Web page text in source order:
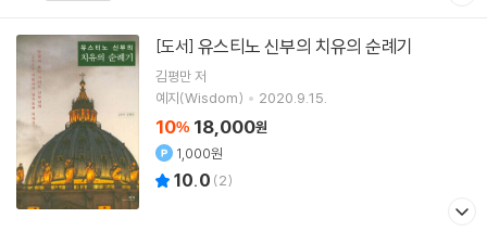
[도서] 유스티노 신부의 치유의 순례기
김평만저
예지(Wisdom)
2020.9.15.
10% 18,000원
1,000원
10.0 (2)